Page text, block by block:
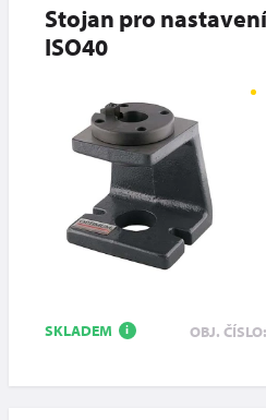
Stojan pro
ISO40
SKLADEM i OBJ.